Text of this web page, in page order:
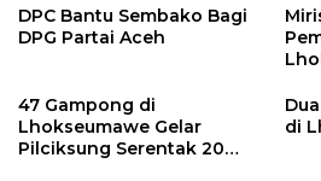
DPC Bantu Sembako Bagi
DPG Partai Aceh
47 Gampong di
Lhokseumawe Gelar
Pilciksung Serentak 20
di